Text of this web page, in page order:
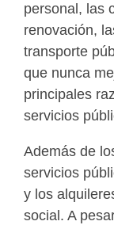
personal, las
renovación,
transporte
que nunca
principales
servicios
Además de
servicios
y los
social. A